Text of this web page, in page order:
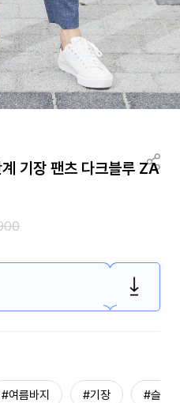
기장 팬츠 다크블루 ZA
#여름바지 #기장 #슬림